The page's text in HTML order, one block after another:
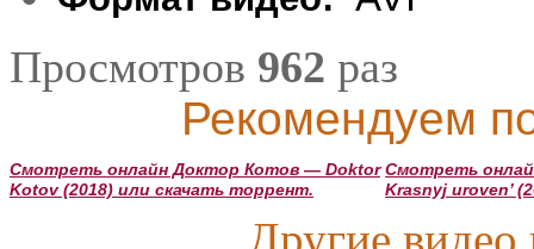
Просмотров 962 раз
Рекомендуем
Смотреть онлайн Доктор Котов — Doktor
Kotov (2018) или скачать торрент.
Смотреть
Krasnyj uroven’
Другие видео